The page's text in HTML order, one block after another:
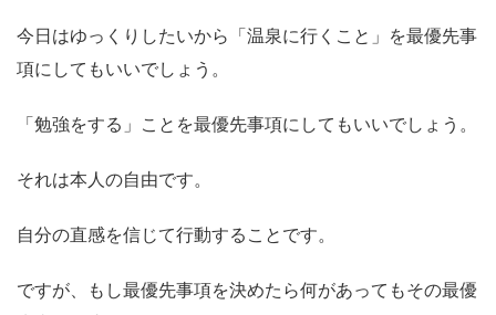
今日はゆっくりしたいから「温泉に行くこと」を最優先事
項にしてもいいでしょう。
「勉強をする」ことを最優先事項にしてもいいでしょう。
それは本人の自由です。
自分の直感を信じて行動することです。
ですが、もし最優先事項を決めたら何があってもその最優